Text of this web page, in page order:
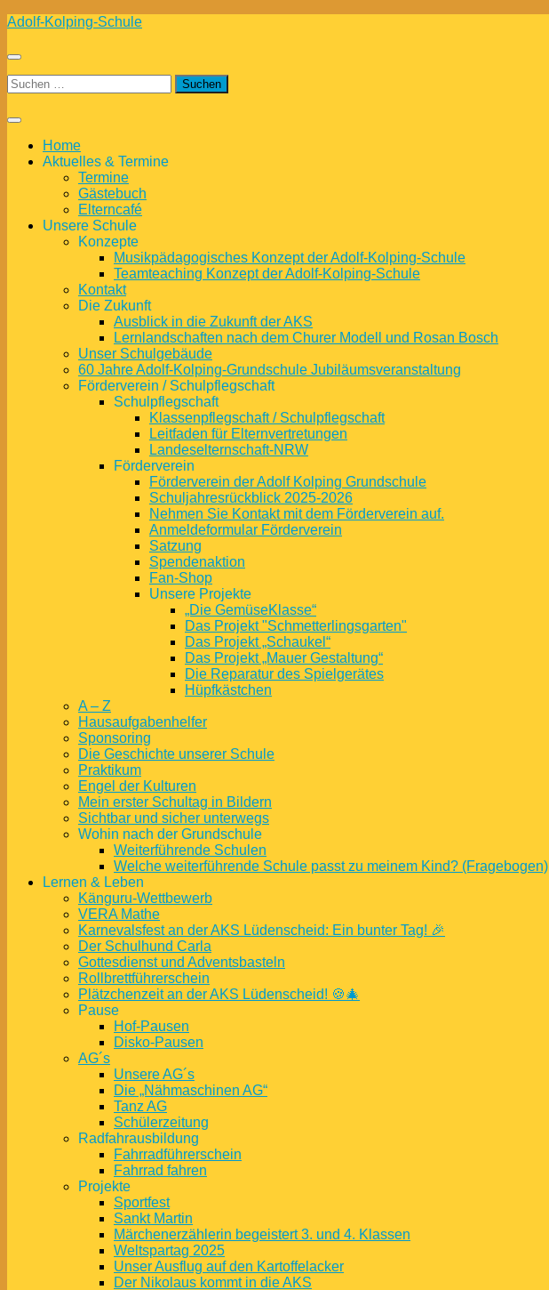
Zum
springen
Adolf-Kolping-Schule
Suchen
nach:
Home
Aktuelles & Termine
Termine
Gästebuch
Elterncafé
Unsere Schule
Konzepte
Musikpädagogisches Konzept der Adolf-Kolping-Schule
Teamteaching Konzept der Adolf-Kolping-Schule
Kontakt
Die Zukunft
Ausblick in die Zukunft der AKS
Lernlandschaften nach dem Churer Modell und Rosan Bosch
Unser Schulgebäude
60 Jahre Adolf-Kolping-Grundschule Jubiläumsveranstaltung
Förderverein / Schulpflegschaft
Schulpflegschaft
Klassenpflegschaft / Schulpflegschaft
Leitfaden für Elternvertretungen
Landeselternschaft-NRW
Förderverein
Förderverein der Adolf Kolping Grundschule
Schuljahresrückblick 2025-2026
Nehmen Sie Kontakt mit dem Förderverein auf.
Anmeldeformular Förderverein
Satzung
Spendenaktion
Fan-Shop
Unsere Projekte
„Die GemüseKlasse“
Das Projekt "Schmetterlingsgarten"
Das Projekt „Schaukel“
Das Projekt „Mauer Gestaltung“
Die Reparatur des Spielgerätes
Hüpfkästchen
A – Z
Hausaufgabenhelfer
Sponsoring
Die Geschichte unserer Schule
Praktikum
Engel der Kulturen
Mein erster Schultag in Bildern
Sichtbar und sicher unterwegs
Wohin nach der Grundschule
Weiterführende Schulen
Welche weiterführende Schule passt zu meinem Kind? (Fragebogen)
Lernen & Leben
Känguru-Wettbewerb
VERA Mathe
Karnevalsfest an der AKS Lüdenscheid: Ein bunter Tag! 🎉
Der Schulhund Carla
Gottesdienst und Adventsbasteln
Rollbrettführerschein
Plätzchenzeit an der AKS Lüdenscheid! 🍪🎄
Pause
Hof-Pausen
Disko-Pausen
AG´s
Unsere AG´s
Die „Nähmaschinen AG“
Tanz AG
Schülerzeitung
Radfahrausbildung
Fahrradführerschein
Fahrrad fahren
Projekte
Sportfest
Sankt Martin
Märchenerzählerin begeistert 3. und 4. Klassen
Weltspartag 2025
Unser Ausflug auf den Kartoffelacker
Der Nikolaus kommt in die AKS